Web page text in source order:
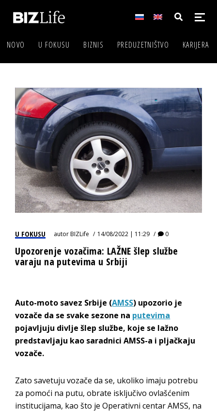
NOVO U FOKUSU BIZNIS PREDUZETNIŠTVO KARIJERA
U FOKUSU autorBIZLife 14/08/2022 | 11:29 0
Upozorenje vozačima: LAŽNE šlep službe
varaju na putevima u Srbiji
Auto-moto savez Srbije (AMSS) upozorio je
vozače da se svake sezone na putevima
pojavljuju divlje šlep službe, koje se lažno
predstavljaju kao saradnici AMSS-a i pljačkaju
vozače.
Zato savetuju vozače da se, ukoliko imaju potrebu
za pomoći na putu, obrate isključivo ovlašćenim
institucijama, kao što je Operativni centar AMSS, na